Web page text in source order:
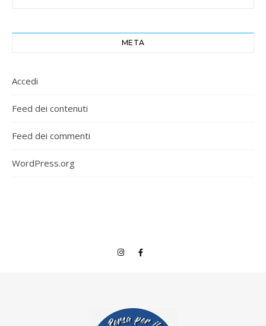
META
Accedi
Feed dei contenuti
Feed dei commenti
WordPress.org